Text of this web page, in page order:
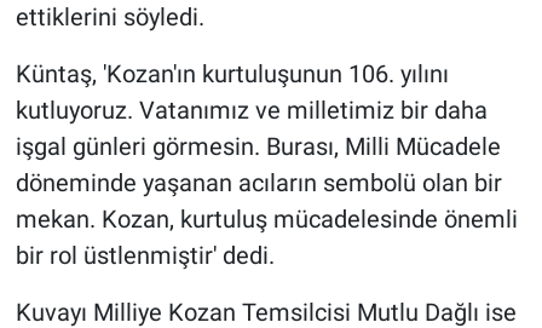
ettiklerini söyledi.
Küntaş, 'Kozan'ın kurtuluşunun 106. yılını
kutluyoruz. Vatanımız ve milletimiz bir daha
işgal günleri görmesin. Burası, Milli Mücadele
döneminde yaşanan acıların sembolü olan bir
mekan. Kozan, kurtuluş mücadelesinde önemli
bir rol üstlenmiştir' dedi.
Kuvayı Milliye Kozan Temsilcisi Mutlu Dağlı ise